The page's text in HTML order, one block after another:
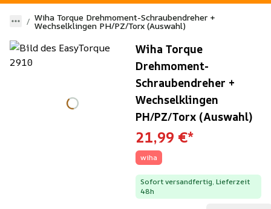
Wiha Torque Drehmoment-Schraubendreher +
Wechselklingen PH/PZ/Torx (Auswahl)
Wiha Torque
Drehmoment-
Schraubendreher +
Wechselklingen
PH/PZ/Torx (Auswahl)
21,99 €*
wiha
Sofort versandfertig, Lieferzeit
48h